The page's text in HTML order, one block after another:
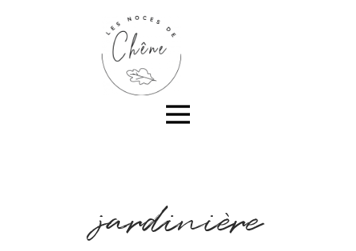
jardinière